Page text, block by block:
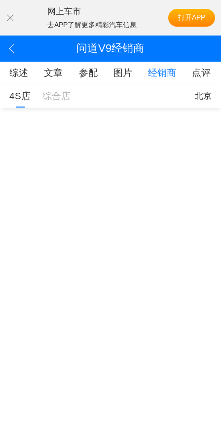
网上车市
去APP了解更多精彩汽车信息
打开APP
问道V9经销商
综述 文章 参配 图片 经销商 点评
4S店 综合店 北京